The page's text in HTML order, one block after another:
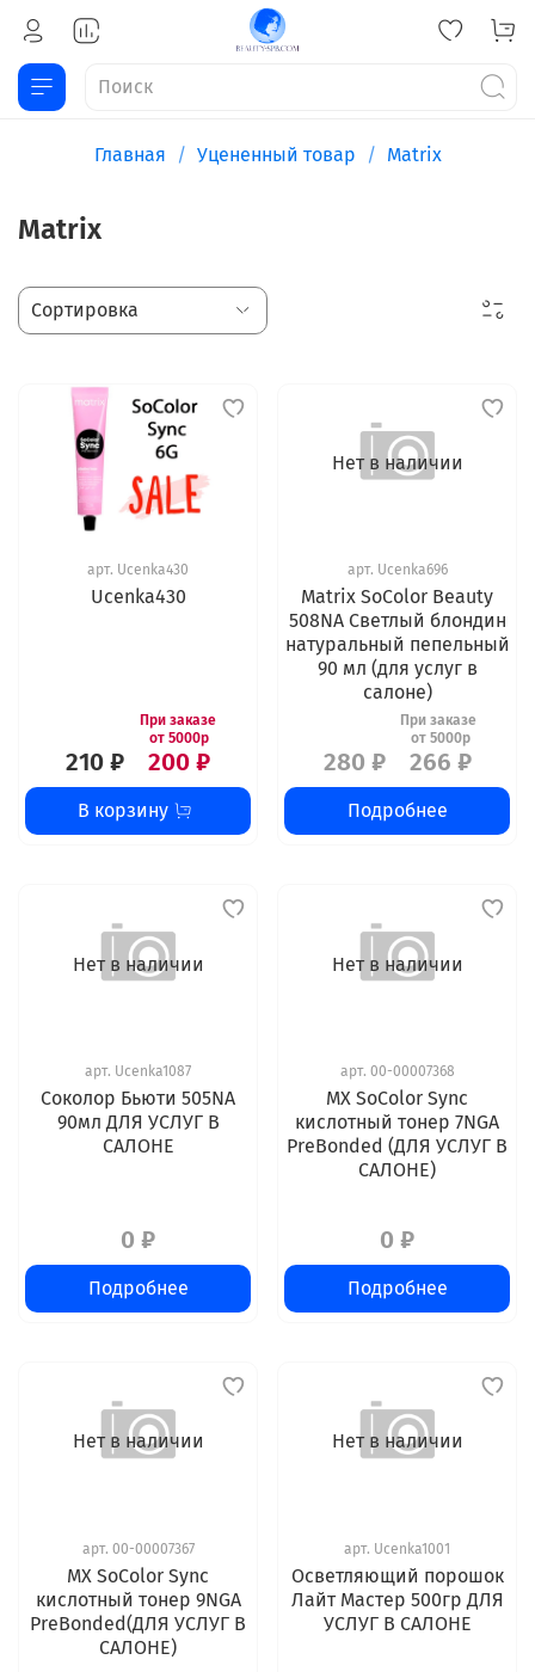
Главная Уцененный товар Matrix
Matrix
арт. Ucenka430
Ucenka430
210 ₽ 200 ₽
В корзину
Нет в наличии
арт. Ucenka696
Matrix SoColor Beauty
508NA Светлый блондин
натуральный пепельный
90 мл (для услуг в
салоне)
280 ₽ 266 ₽
Подробнее
Нет в наличии
арт. Ucenka1087
Соколор Бьюти 505NA
90мл ДЛЯ УСЛУГ В
САЛОНЕ
0 ₽
Подробнее
Нет в наличии
арт. 00-00007368
MX SoColor Sync
кислотный тонер 7NGA
PreBonded (ДЛЯ УСЛУГ В
САЛОНЕ)
0 ₽
Подробнее
Нет в наличии
арт. 00-00007367
MX SoColor Sync
кислотный тонер 9NGA
PreBonded(ДЛЯ УСЛУГ В
САЛОНЕ)
Нет в наличии
арт. Ucenka1001
Осветляющий порошок
Лайт Мастер 500гр ДЛЯ
УСЛУГ В САЛОНЕ